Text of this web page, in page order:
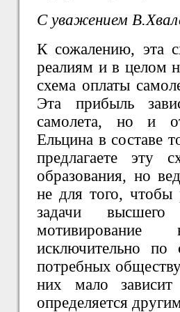
С уважением
К сожалению, эта
реалиям и в целом
схема оплаты
Эта прибыль
самолета, но и от
Ельцина в составе
предлагаете эту
образования, но
не для того, чтобы
задачи
исключительно по
потребных
них мало
определяется